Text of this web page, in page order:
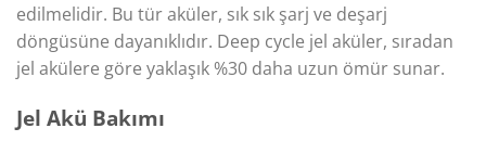
edilmelidir. Bu tür aküler, sık sık şarj ve deşarj
döngüsüne dayanıklıdır. Deep cycle jel aküler, sıradan
jel akülere göre yaklaşık %30 daha uzun ömür sunar.
Jel Akü Bakımı